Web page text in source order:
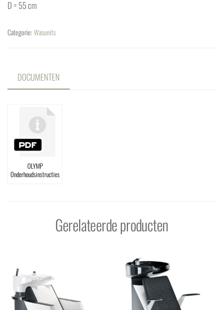
D = 55 cm
Categorie:Wasunits
DOCUMENTEN
OLYMP
Onderhoudsinstructies
Gerelateerde producten